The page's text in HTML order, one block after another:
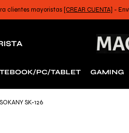
clientes mayoristas [CREAR CUENTA] -
PC/TABLET GAMING
SK-126